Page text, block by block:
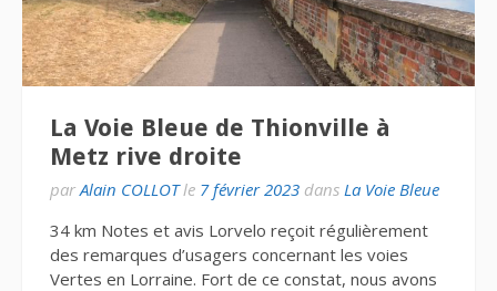
La Voie Bleue de Thionville à
Metz rive droite
parAlain COLLOTle 7 février 2023 dans La Voie Bleue
34 km Notes et avis Lorvelo reçoit régulièrement
des remarques d’usagers concernant les voies
Vertes en Lorraine. Fort de ce constat, nous avons